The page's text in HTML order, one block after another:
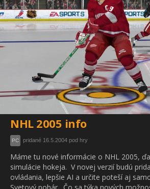
NHL 2005 info
PC pridané 16.5.2004 pod hry
Máme tu nové informácie o NHL 2005,
simulácie hokeja. V novej verzií budú
ovládania, lepšie AI a určite poteší aj